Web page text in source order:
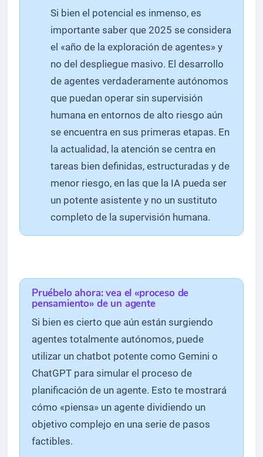
Si bien el potencial es inmenso, es
importante saber que 2025 se considera
el «año de la exploración de agentes» y
no del despliegue masivo. El desarrollo
de agentes verdaderamente autónomos
que puedan operar sin supervisión
humana en entornos de alto riesgo aún
se encuentra en sus primeras etapas. En
la actualidad, la atención se centra en
tareas bien definidas, estructuradas y de
menor riesgo, en las que la IA pueda ser
un potente asistente y no un sustituto
completo de la supervisión humana.
Pruébelo ahora: vea el «proceso de
pensamiento» de un agente
Si bien es cierto que aún están surgiendo
agentes totalmente autónomos, puede
utilizar un chatbot potente como Gemini o
ChatGPT para simular el proceso de
planificación de un agente. Esto te mostrará
cómo «piensa» un agente dividiendo un
objetivo complejo en una serie de pasos
factibles.